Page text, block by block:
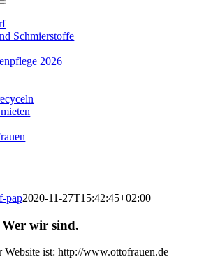
Schmierstoffe
2026
pap2020-11-27T15:42:45+02:00
Wer wir sind.
Website ist: http://www.ottofrauen.de